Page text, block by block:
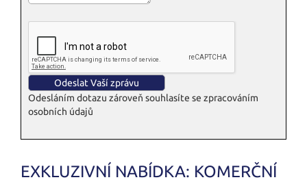
Odesláním dotazu zároveň souhlasíte se zpracováním
osobních údajů
EXKLUZIVNÍ NABÍDKA: KOMERČNÍ